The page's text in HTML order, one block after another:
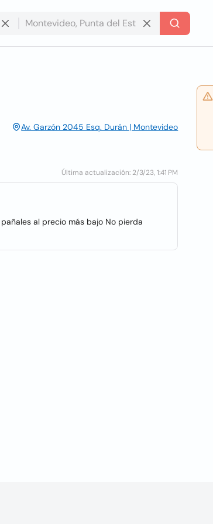
Av. Garzón 2045 Esq. Durán | Montevideo
Última actualización: 2/3/23, 1:41 PM
al precio más bajo No pierda